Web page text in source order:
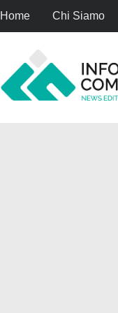
Home Chi Siamo